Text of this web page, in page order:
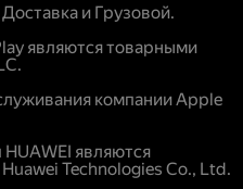
и Грузовой.
являются товарными
компании Apple
HUAWEI являются
Technologies Co., Ltd.